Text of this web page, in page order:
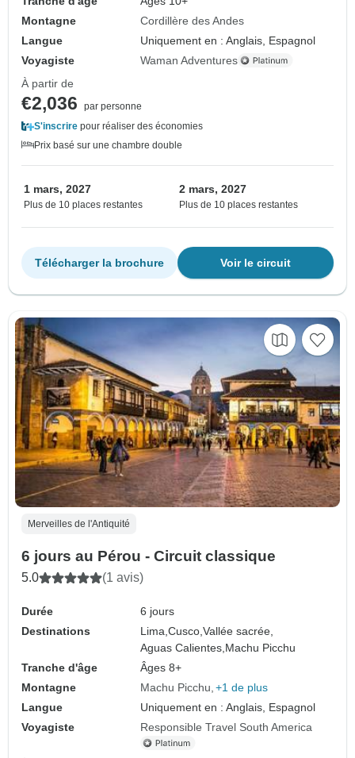
Montagne
Cordillère des Andes
Langue
Uniquement en : Anglais, Espagnol
Voyagiste
Waman Adventures
À partir de
€2,036
par personne
S'inscrire pour réaliser des économies
Prix basé sur une chambre double
1 mars, 2027
Plus de 10 places restantes
2 mars, 2027
Plus de 10 places restantes
Voir le circuit
Télécharger la brochure
Merveilles de l'Antiquité
6 jours au Pérou - Circuit classique
5.0 (1 avis)
Durée
6 jours
Destinations
Lima,Cusco,Vallée sacrée,
Aguas Calientes, Machu Picchu
Tranche d'âge
Âges 8+
Montagne
Machu Picchu +1 de plus
Langue
Uniquement en : Anglais, Espagnol
Voyagiste
Responsible Travel South America